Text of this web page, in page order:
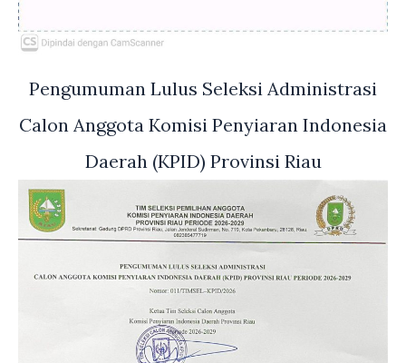
Pengumuman Lulus Seleksi Administrasi
Calon Anggota Komisi Penyiaran Indonesia
Daerah (KPID) Provinsi Riau